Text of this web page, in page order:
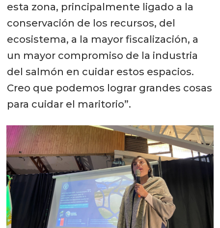
esta zona, principalmente ligado a la
conservación de los recursos, del
ecosistema, a la mayor fiscalización, a
un mayor compromiso de la industria
del salmón en cuidar estos espacios.
Creo que podemos lograr grandes cosas
para cuidar el maritorio”.